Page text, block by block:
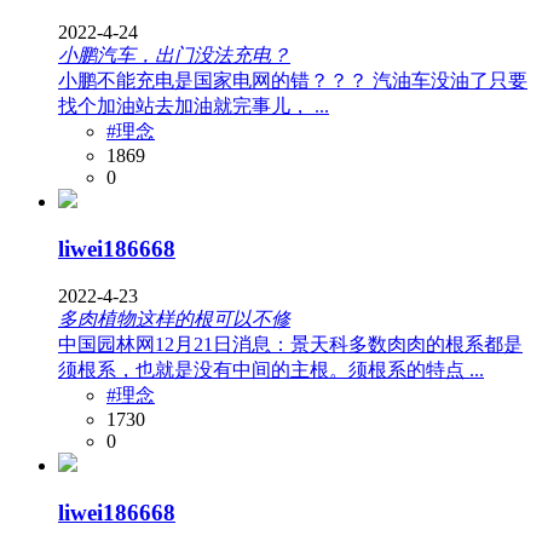
2022-4-24
小鹏汽车，出门没法充电？
小鹏不能充电是国家电网的错？？？ 汽油车没油了只要
找个加油站去加油就完事儿， ...
#理念
1869
0
liwei186668
2022-4-23
多肉植物这样的根可以不修
中国园林网12月21日消息：景天科多数肉肉的根系都是
须根系，也就是没有中间的主根。须根系的特点 ...
#理念
1730
0
liwei186668